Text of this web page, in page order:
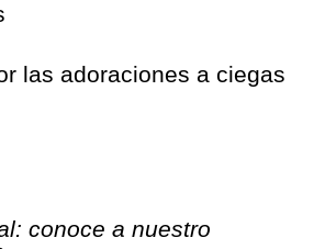
conoce a nuestro